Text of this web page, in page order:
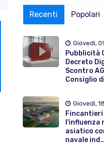
Recenti Popolari
Giovedì,
Pubblicità
Decreto
Scontro
Consiglio
Giovedì,
Fincantieri
l'influenza
asiatico
navale ind..